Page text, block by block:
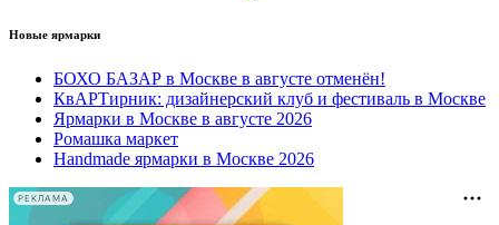
Новые ярмарки
БОХО БАЗАР в Москве в августе отменён!
КвАРТирник: дизайнерский клуб и фестиваль в Москве
Ярмарки в Москве в августе 2026
Ромашка маркет
Handmade ярмарки в Москве 2026
РЕКЛАМА